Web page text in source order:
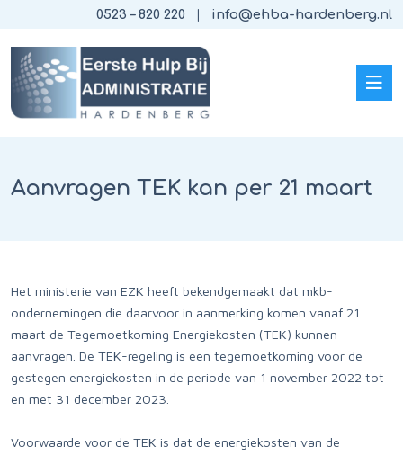
0523 – 820 220 info@ehba-hardenberg.nl
Aanvragen TEK kan per 21 maart
Het ministerie van EZK heeft bekendgemaakt dat mkb-
ondernemingen die daarvoor in aanmerking komen vanaf 21
maart de Tegemoetkoming Energiekosten (TEK) kunnen
aanvragen. De TEK-regeling is een tegemoetkoming voor de
gestegen energiekosten in de periode van 1 november 2022 tot
en met 31 december 2023.
Voorwaarde voor de TEK is dat de energiekosten van de